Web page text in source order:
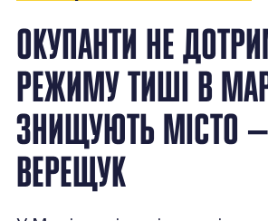
ОКУПАНТИ НЕ
РЕЖИМУ ТИШІ В
ЗНИЩУЮТЬ МІСТО —
ВЕРЕЩУК